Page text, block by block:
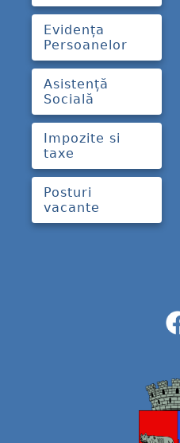
Evidența
Persoanelor
Asistență
Socială
Impozite si
taxe
Posturi
vacante